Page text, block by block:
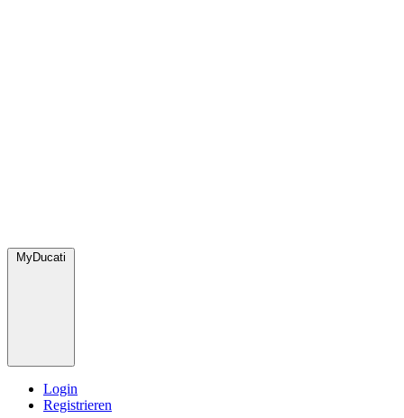
MyDucati
Login
Registrieren